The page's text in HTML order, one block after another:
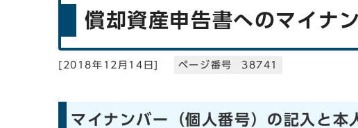
償却資産申告書へのマイナ
2018年12月14日 ページ番号 38741
マイナンバー（個人番号）の記入と本